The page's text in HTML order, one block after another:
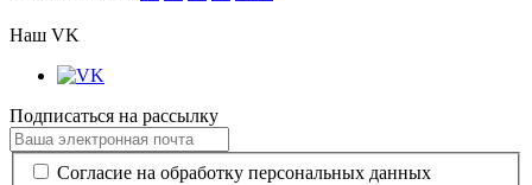
Наш VK
Подписаться на рассылку
Согласие на обработку персональных данных